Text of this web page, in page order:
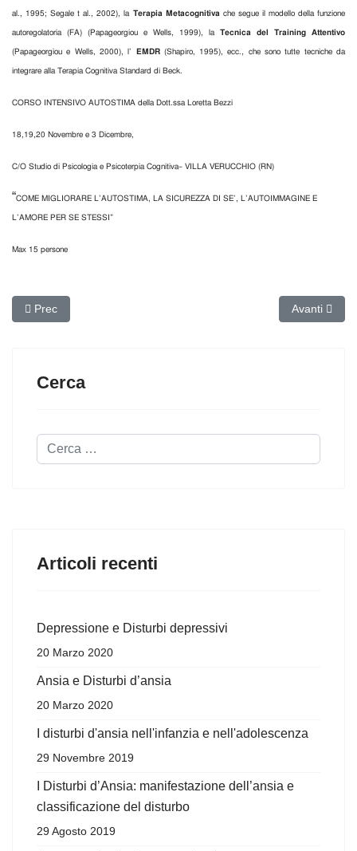
al., 1995; Segale t al., 2002), la Terapia Metacognitivache segue il modello della funzione
autoregolatoria (FA) (Papageorgiou e Wells, 1999), la Tecnica del Training Attentivo
(Papageorgiou e Wells, 2000), l’ EMDR(Shapiro, 1995), ecc., che sono tutte tecniche da
integrare alla Terapia Cognitiva Standard di Beck.
CORSO INTENSIVO AUTOSTIMA della Dott.ssa Loretta Bezzi
18,19,20 Novembre e 3 Dicembre,
C/O Studio di Psicologia e Psicoterpia Cognitiva– VILLA VERUCCHIO (RN)
“COME MIGLIORARE L’AUTOSTIMA, LA SICUREZZA DI SE’, L’AUTOIMMAGINE E
L’AMORE PER SE STESSI”
Max 15 persone
Articolo precedente: Depressione: nuove prospettive di
Prec Articolo
Avanti
Cerca
Cerca...
Articoli recenti
Depressione e Disturbi depressivi
20 Marzo 2020
Ansia e Disturbi d’ansia
20 Marzo 2020
I disturbi d'ansia nell'infanzia e nell'adolescenza
29 Novembre 2019
I Disturbi d’Ansia: manifestazione dell’ansia e
classificazione del disturbo
29 Agosto 2019